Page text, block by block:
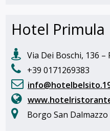
Hotel Primula
Via Dei Boschi, 136
+39 0171269383
Borgo San Dalmazzo